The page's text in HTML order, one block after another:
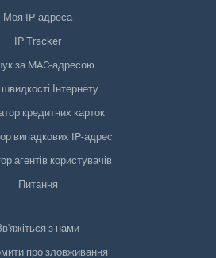
Моя IP-адреса
IP Tracker
за MAC-адресою
Інтернету
кредитних карток
випадкових IP-адрес
агентів користувачів
Питання
з нами
про зловживання